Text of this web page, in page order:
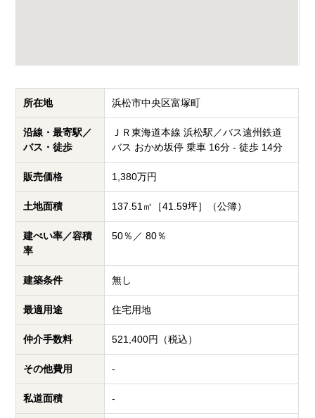
所在地 浜松市中央区富塚町
沿線・最寄駅／
バス・徒歩
ＪＲ東海道本線 浜松駅／バス遠州鉄道
バス おかめ坂停 乗車 16分 - 徒歩 14分
販売価格 1,380万円
土地面積 137.51㎡［41.59坪］（公簿）
建ぺい率／容積
率
50％／ 80％
建築条件 無し
最適用途 住宅用地
仲介手数料 521,400円（税込）
その他費用 -
私道面積 -